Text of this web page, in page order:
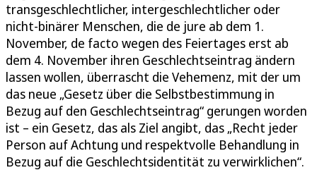
transgeschlechtlicher, intergeschlechtlicher oder
nicht-binärer Menschen, die de jure ab dem 1.
November, de facto wegen des Feiertages erst ab
dem 4. November ihren Geschlechtseintrag ändern
lassen wollen, überrascht die Vehemenz, mit der um
das neue „Gesetz über die Selbstbestimmung in
Bezug auf den Geschlechtseintrag“ gerungen worden
ist – ein Gesetz, das als Ziel angibt, das „Recht jeder
Person auf Achtung und respektvolle Behandlung in
Bezug auf die Geschlechtsidentität zu verwirklichen“.